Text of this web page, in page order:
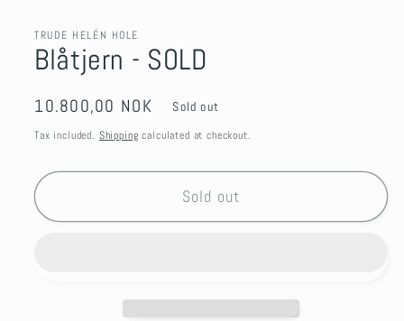
TRUDE HELÉN HOLE
Blåtjern - SOLD
Regular
price
10.800,00 NOK Sold out
Tax included. Shipping calculated at checkout.
Sold out